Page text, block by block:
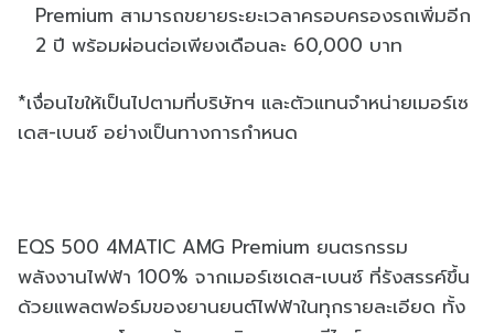
Premium สามารถขยายระยะเวลาครอบครองรถเพิ่มอีก
2 ปี พร้อมผ่อนต่อเพียงเดือนละ 60,000 บาท
*เงื่อนไขให้เป็นไปตามที่บริษัทฯ และตัวแทนจำหน่ายเมอร์เซ
เดส-เบนซ์ อย่างเป็นทางการกำหนด
EQS 500 4MATIC AMG Premium ยนตรกรรม
พลังงานไฟฟ้า 100% จากเมอร์เซเดส-เบนซ์ ที่รังสรรค์ขึ้น
ด้วยแพลตฟอร์มของยานยนต์ไฟฟ้าในทุกรายละเอียด ทั้ง